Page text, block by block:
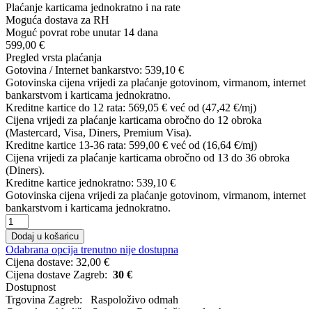
Plaćanje karticama jednokratno i na rate
Moguća dostava za RH
Moguć povrat robe unutar 14 dana
599,00 €
Pregled vrsta plaćanja
Gotovina / Internet bankarstvo: 539,10 €
Gotovinska cijena vrijedi za plaćanje gotovinom, virmanom, internet
bankarstvom i karticama jednokratno.
Kreditne kartice do 12 rata: 569,05 € već od (47,42 €/mj)
Cijena vrijedi za plaćanje karticama obročno do 12 obroka
(Mastercard, Visa, Diners, Premium Visa).
Kreditne kartice 13-36 rata: 599,00 € već od (16,64 €/mj)
Cijena vrijedi za plaćanje karticama obročno od 13 do 36 obroka
(Diners).
Kreditne kartice jednokratno: 539,10 €
Gotovinska cijena vrijedi za plaćanje gotovinom, virmanom, internet
bankarstvom i karticama jednokratno.
Dodaj u košaricu
Odabrana opcija trenutno nije dostupna
Cijena dostave: 32,00 €
Cijena dostave Zagreb: 30 €
Dostupnost
Trgovina Zagreb:
Raspoloživo odmah